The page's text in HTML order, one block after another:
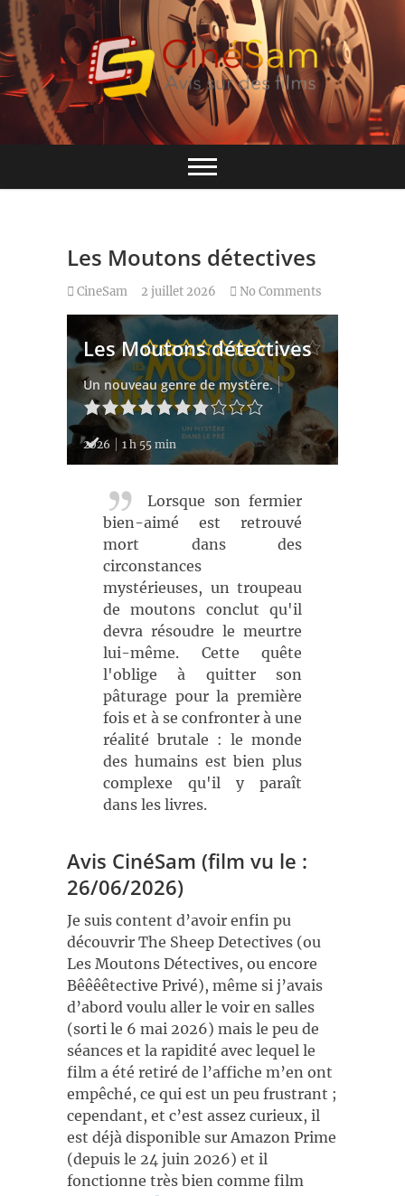
Skip
to
content
CinéSam
Base de données CinéSam
Les Moutons détectives
CineSam 2 juillet 2026 No Comments
Les Moutons détectives
Un nouveau genre de mystère.
2026 1 h 55 min
Lorsque son fermier
bien-aimé est retrouvé
mort dans des
circonstances
mystérieuses, un troupeau
de moutons conclut qu'il
devra résoudre le meurtre
lui-même. Cette quête
l'oblige à quitter son
pâturage pour la première
fois et à se confronter à une
réalité brutale : le monde
des humains est bien plus
complexe qu'il y paraît
dans les livres.
Avis CinéSam (film vu le :
26/06/2026)
Je suis content d’avoir enfin pu
découvrir The Sheep Detectives (ou
Les Moutons Détectives, ou encore
Bêêêêtective Privé), même si j’avais
d’abord voulu aller le voir en salles
(sorti le 6 mai 2026) mais le peu de
séances et la rapidité avec lequel le
film a été retiré de l’affiche m’en ont
empêché, ce qui est un peu frustrant ;
cependant, et c’est assez curieux, il
est déjà disponible sur Amazon Prime
(depuis le 24 juin 2026) et il
fonctionne très bien comme film